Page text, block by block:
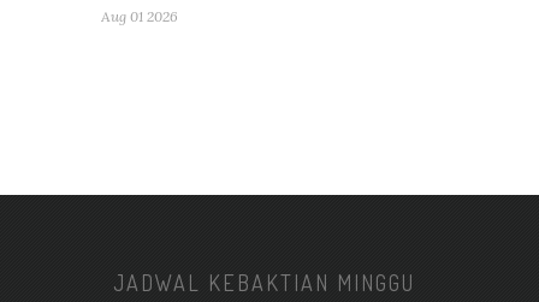
Aug 01 2026
JADWAL KEBAKTIAN MINGGU